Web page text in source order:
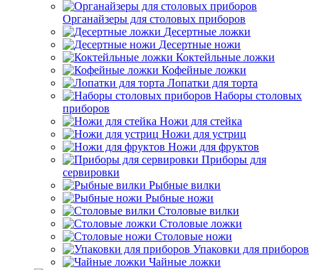
Органайзеры для столовых приборов
Десертные ложки
Десертные ножи
Коктейльные ложки
Кофейные ложки
Лопатки для торта
Наборы столовых
приборов
Ножи для стейка
Ножи для устриц
Ножи для фруктов
Приборы для
сервировки
Рыбные вилки
Рыбные ножи
Столовые вилки
Столовые ложки
Столовые ножи
Упаковки для приборов
Чайные ложки